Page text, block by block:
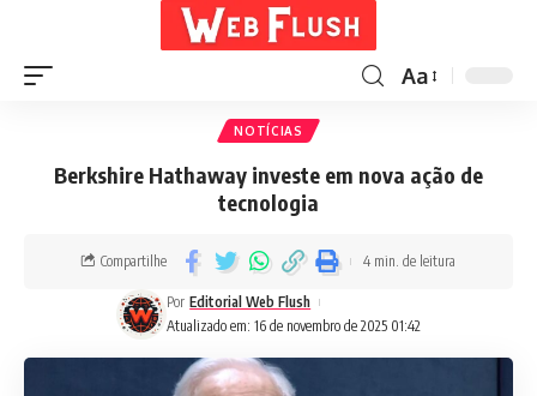
Aa
NOTÍCIAS
Berkshire Hathaway investe em nova ação de
tecnologia
Atualizado em: 16 de novembro de 2025 01:42
Por Editorial Web Flush
Compartilhe 4 min. de leitura